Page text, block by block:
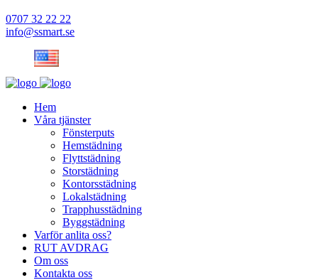
0707 32 22 22
info@ssmart.se
Hem
Våra tjänster
Fönsterputs
Hemstädning
Flyttstädning
Storstädning
Kontorsstädning
Lokalstädning
Trapphusstädning
Byggstädning
Varför anlita oss?
RUT AVDRAG
Om oss
Kontakta oss